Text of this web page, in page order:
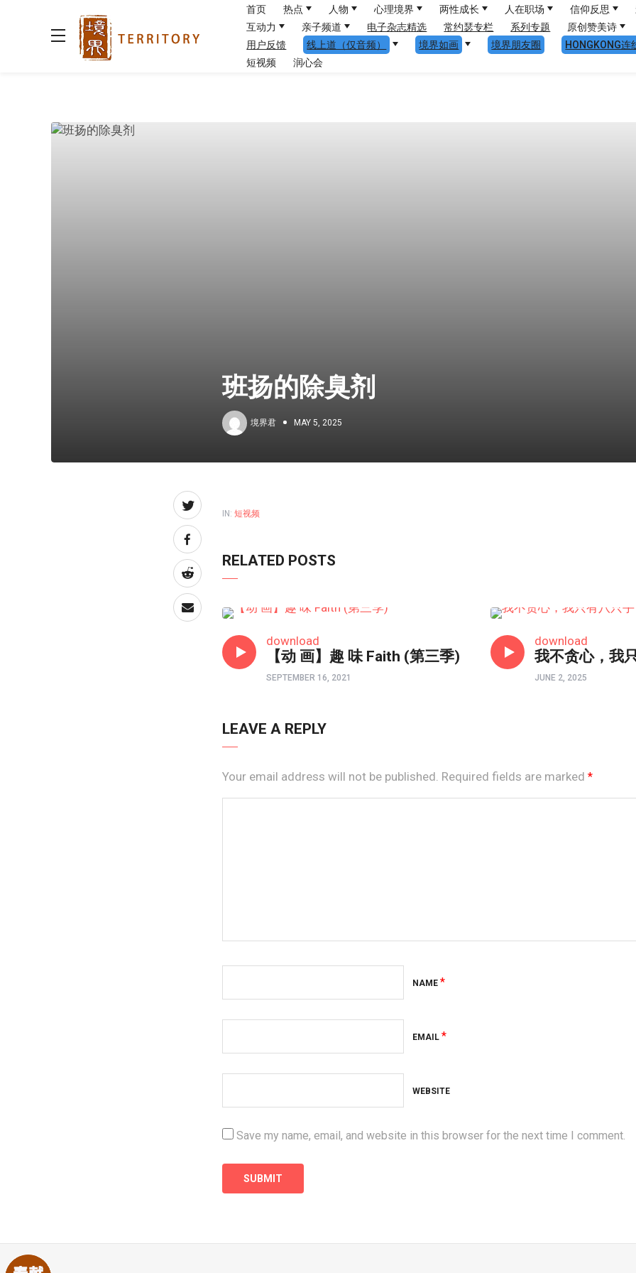
首页 热点 人物 心理境界 两性成长 人在职场 信仰反思
互动力
亲子频道 电子杂志精选 常约瑟专栏 系列专题 原创赞美诗
用户反馈
线上道（仅音频） 境界如画 境界朋友圈
HONGKONG连
短视频
润心会
班扬的除臭剂
境界君 MAY 5, 2025
IN: 短视频
RELATED POSTS
download
【动 画】趣 味 Faith (第三季)
SEPTEMBER 16, 2021
download
我不贪心，我
JUNE 2, 2025
LEAVE A REPLY
Your email address will not be published. Required fields are marked *
NAME*
EMAIL*
WEBSITE
Save my name, email, and website in this browser for the next time I comment.